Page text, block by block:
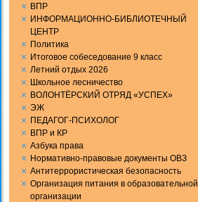
ВПР
ИНФОРМАЦИОННО-БИБЛИОТЕЧНЫЙ
ЦЕНТР
Политика
Итоговое собеседование 9 класс
Летний отдых 2026
Школьное лесничество
ВОЛОНТЁРСКИЙ ОТРЯД «УСПЕХ»
ЭЖ
ПЕДАГОГ-ПСИХОЛОГ
ВПР и КР
Aзбука права
Нормативно-правовые документы ОВЗ
Антитеррористическая безопасность
Организация питания в образовательной
организации